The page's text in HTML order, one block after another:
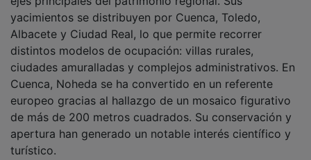
yacimientos se distribuyen por Cuenca, Toledo,
Albacete y Ciudad Real, lo que permite recorrer
distintos modelos de ocupación: villas rurales,
ciudades amuralladas y complejos administrativos. En
Cuenca, Noheda se ha convertido en un referente
europeo gracias al hallazgo de un mosaico figurativo
de más de 200 metros cuadrados. Su conservación y
apertura han generado un notable interés científico y
turístico.